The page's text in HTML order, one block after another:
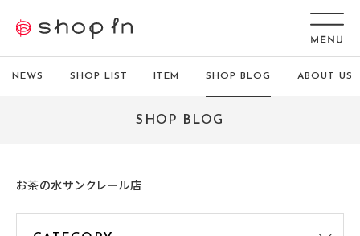
NEWS SHOP LIST ITEM SHOP BLOG ABOUT US
SHOP BLOG
お茶の水サンクレール店